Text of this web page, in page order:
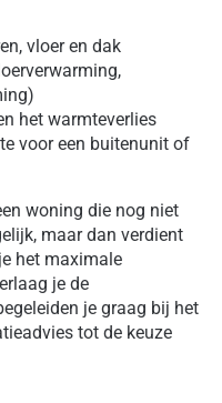
vloer en dak
het warmteverlies
voor een buitenunit of
woning die nog niet
maar dan verdient
het maximale
je de
je graag bij het
tot de keuze